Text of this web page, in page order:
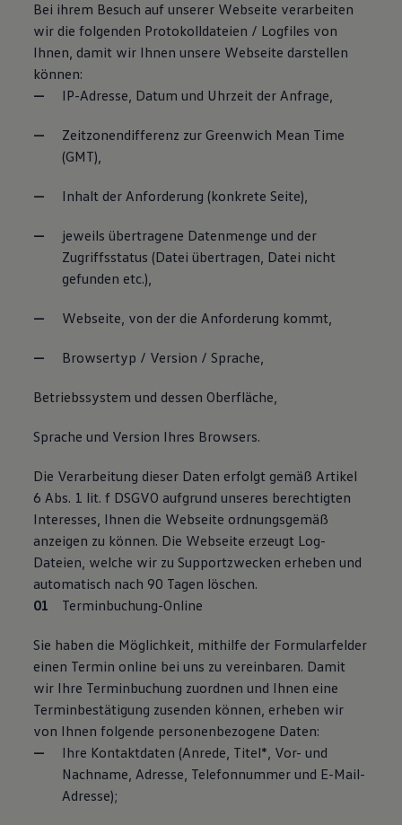
Bei ihrem Besuch auf unserer Webseite verarbeiten
wir die folgenden Protokolldateien / Logfiles von
Ihnen, damit wir Ihnen unsere Webseite darstellen
können:
IP-Adresse, Datum und Uhrzeit der Anfrage,
Zeitzonendifferenz zur Greenwich Mean Time
(GMT),
Inhalt der Anforderung (konkrete Seite),
jeweils übertragene Datenmenge und der
Zugriffsstatus (Datei übertragen, Datei nicht
gefunden etc.),
Webseite, von der die Anforderung kommt,
Browsertyp / Version / Sprache,
Betriebssystem und dessen Oberfläche,
Sprache und Version Ihres Browsers.
Die Verarbeitung dieser Daten erfolgt gemäß Artikel
6 Abs. 1 lit. f DSGVO aufgrund unseres berechtigten
Interesses, Ihnen die Webseite ordnungsgemäß
anzeigen zu können. Die Webseite erzeugt Log-
Dateien, welche wir zu Supportzwecken erheben und
automatisch nach 90 Tagen löschen.
Terminbuchung-Online
Sie haben die Möglichkeit, mithilfe der Formularfelder
einen Termin online bei uns zu vereinbaren. Damit
wir Ihre Terminbuchung zuordnen und Ihnen eine
Terminbestätigung zusenden können, erheben wir
von Ihnen folgende personenbezogene Daten:
Ihre Kontaktdaten (Anrede, Titel*, Vor- und
Nachname, Adresse, Telefonnummer und E-Mail-
Adresse);